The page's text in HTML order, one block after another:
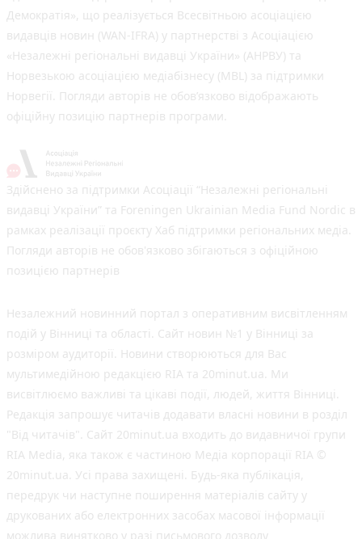
Демократія», що реалізується Всесвітньою асоціацією
видавців новин (WAN-IFRA) у партнерстві з Асоціацією
«Незалежні регіональні видавці України» (АНРВУ) та
Норвезькою асоціацією медіабізнесу (MBL) за підтримки
Норвегії. Погляди авторів не обов’язково відображають
офіційну позицію партнерів програми.
Здійснено за підтримки Асоціації “Незалежні регіональні
видавці України” та Foreningen Ukrainian Media Fund Nordic в
рамках реалізації проєкту Хаб підтримки регіональних медіа.
Погляди авторів не обов'язково збігаються з офіційною
позицією партнерів
Незалежний новинний портал з оперативним висвітленням
подій у Вінниці та області. Сайт новин №1 у Вінниці за
розміром аудиторії. Новини створюються для Вас
мультимедійною редакцією RIA та 20minut.ua. Ми
висвітлюємо важливі та цікаві події, людей, життя Вінниці.
Редакція запрошує читачів додавати власні новини в розділ
"Від читачів". Сайт 20minut.ua входить до видавничої групи
RIA Media, яка також є частиною Медіа корпорації RIA ©
20minut.ua. Усі права захищені. Будь-яка публiкацiя,
передрук чи наступне поширення матеріалів сайту у
друкованих або електронних засобах масової інформації
можлива винятково у разі письмового дозволу